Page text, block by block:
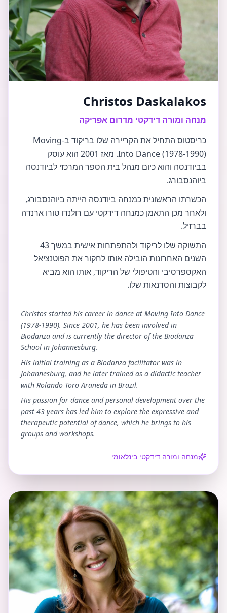
Christos Daskalakos
מנחה ומורה דידקטי מדרום אפריקה
כריסטוס התחיל את הקריירה שלו בריקוד ב-Moving
Into Dance (1978-1990). מאז 2001 הוא עוסק
בביודנסה והוא כיום מנהל בית הספר המרכזי לביודנסה
ביוהנסבורג.
הכשרתו הראשונית כמנחה ביודנסה הייתה ביוהנסבורג,
ולאחר מכן התאמן כמנחה דידקטי עם רולנדו טורו ארנדה
בברזיל.
התשוקה שלו לריקוד ולהתפתחות אישית במשך 43
השנים האחרונות הובילה אותו לחקור את הפוטנציאל
האקספרסיבי והטיפולי של הריקוד, אותו הוא מביא
לקבוצות והסדנאות שלו.
Christos started his career in dance at Moving Into Dance
(1978-1990). Since 2001, he has been involved in
Biodanza and is currently the director of the Biodanza
School in Johannesburg.
His initial training as a Biodanza facilitator was in
Johannesburg, and he later trained as a didactic teacher
with Rolando Toro Araneda in Brazil.
His passion for dance and personal development over the
past 43 years has led him to explore the expressive and
therapeutic potential of dance, which he brings to his
groups and workshops.
מנחה ומורה דידקטי בינלאומי